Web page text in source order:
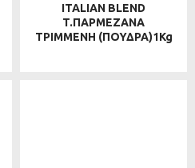
ITALIAN BLEND
T.ΠΑΡΜΕΖΑΝΑ
ΤΡΙΜΜΕΝΗ (ΠΟΥΔΡΑ)1Kg